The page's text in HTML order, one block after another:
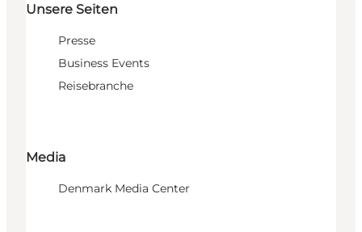
Unsere Seiten
Presse
Business Events
Reisebranche
Media
Denmark Media Center